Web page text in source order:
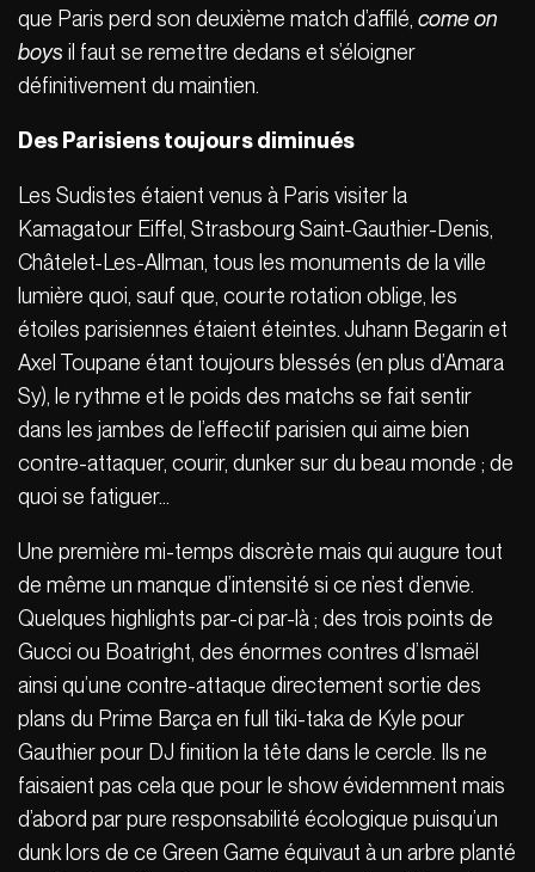
que Paris perd son deuxième match d’affilé, come on
boys il faut se remettre dedans et s’éloigner
définitivement du maintien.
Des Parisiens toujours diminués
Les Sudistes étaient venus à Paris visiter la
Kamagatour Eiffel, Strasbourg Saint-Gauthier-Denis,
Châtelet-Les-Allman, tous les monuments de la ville
lumière quoi, sauf que, courte rotation oblige, les
étoiles parisiennes étaient éteintes. Juhann Begarin et
Axel Toupane étant toujours blessés (en plus d’Amara
Sy), le rythme et le poids des matchs se fait sentir
dans les jambes de l’effectif parisien qui aime bien
contre-attaquer, courir, dunker sur du beau monde ; de
quoi se fatiguer…
Une première mi-temps discrète mais qui augure tout
de même un manque d’intensité si ce n’est d’envie.
Quelques highlights par-ci par-là ; des trois points de
Gucci ou Boatright, des énormes contres d’Ismaël
ainsi qu’une contre-attaque directement sortie des
plans du Prime Barça en full tiki-taka de Kyle pour
Gauthier pour DJ finition la tête dans le cercle. Ils ne
faisaient pas cela que pour le show évidemment mais
d’abord par pure responsabilité écologique puisqu’un
dunk lors de ce Green Game équivaut à un arbre planté